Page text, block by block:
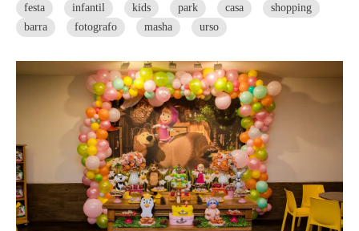
festa infantil kids park casa
shopping
barra
fotografo masha urso